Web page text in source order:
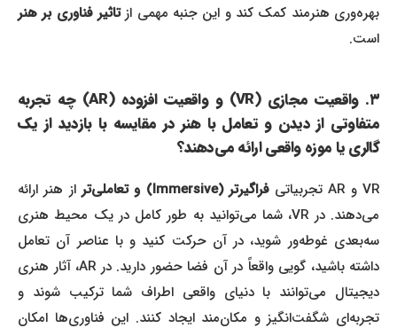
بهره‌وری هنرمند کمک کند و این جنبه مهمی از تاثیر فناوری بر هنر
است.
۳. واقعیت مجازی (VR) و واقعیت افزوده (AR) چه تجربه
متفاوتی از دیدن و تعامل با هنر در مقایسه با بازدید از یک
گالری یا موزه واقعی ارائه می‌دهند؟
فراگیرتر (Immersive) و تعاملی‌تر
از هنر ارائه
می‌دهند. در VR، شما می‌توانید به طور کامل در یک محیط هنری
سه‌بعدی غوطه‌ور شوید، در آن حرکت کنید و با عناصر آن تعامل
داشته باشید، گویی واقعاً در آن فضا حضور دارید. در AR، آثار هنری
دیجیتال می‌توانند با دنیای واقعی اطراف شما ترکیب شوند و
تجربه‌ای شگفت‌انگیز و مکان‌مند ایجاد کنند. این فناوری‌ها امکان